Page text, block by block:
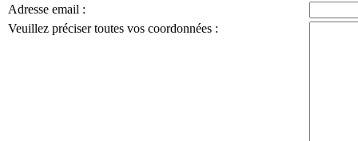
Adresse email :
Veuillez préciser toutes vos coordonnées :